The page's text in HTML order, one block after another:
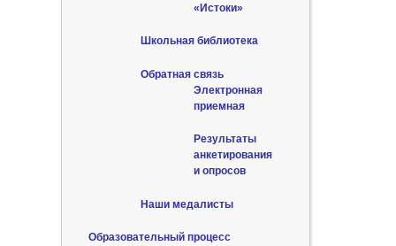
«Истоки»
Школьная библиотека
Обратная связь
Электронная
приемная
Результаты
анкетирования
и опросов
Наши медалисты
Образовательный процесс